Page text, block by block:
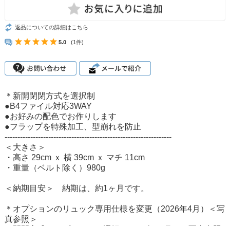
返品についての詳細はこちら
5.0 (1件)
＊新開閉閉方式を選択制
●B4ファイル対応3WAY
●お好みの配色でお作りします
●フラップを特殊加工、型崩れを防止
-----------------------------------------------------------------
＜大きさ＞
・高さ 29cm ｘ 横 39cm ｘ マチ 11cm
・重量（ベルト除く）980g
＜納期目安＞ 納期は、約1ヶ月です。
＊オプションのリュック専用仕様を変更（2026年4月）＜写
真参照＞